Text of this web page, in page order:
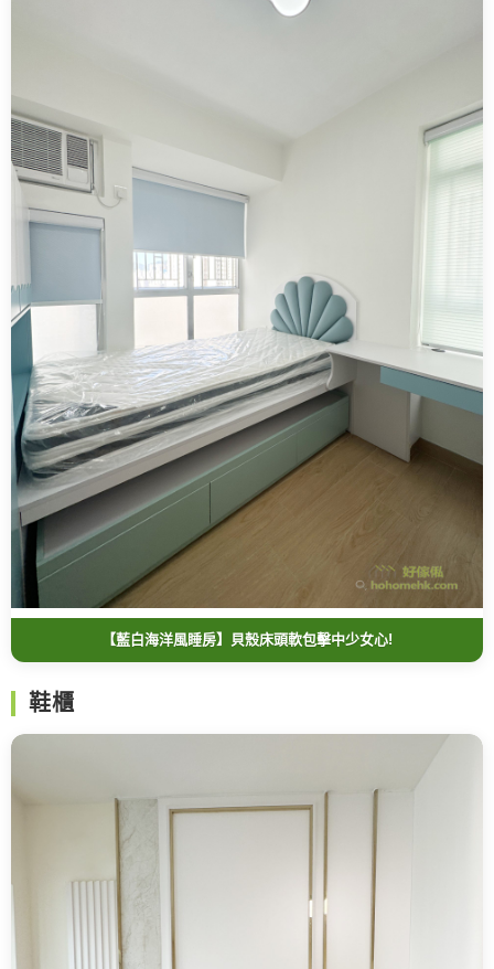
【藍白海洋風睡房】貝殼床頭軟包擊中少女心!
鞋櫃